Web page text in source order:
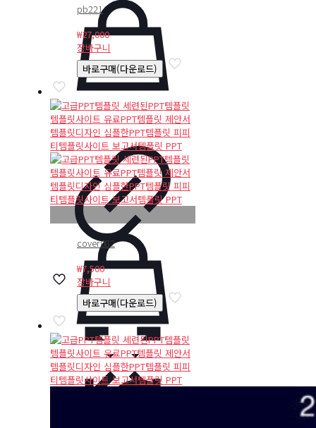
pb221
₩27,000
장바구니
바로구매(다운로드)
cover082
₩7,500
장바구니
바로구매(다운로드)